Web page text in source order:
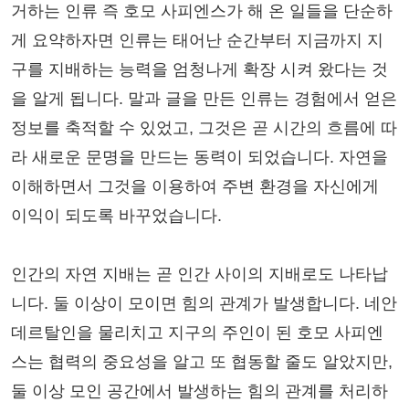
거하는 인류 즉 호모 사피엔스가 해 온 일들을 단순하
게 요약하자면 인류는 태어난 순간부터 지금까지 지
구를 지배하는 능력을 엄청나게 확장 시켜 왔다는 것
을 알게 됩니다. 말과 글을 만든 인류는 경험에서 얻은
정보를 축적할 수 있었고, 그것은 곧 시간의 흐름에 따
라 새로운 문명을 만드는 동력이 되었습니다. 자연을
이해하면서 그것을 이용하여 주변 환경을 자신에게
이익이 되도록 바꾸었습니다.
인간의 자연 지배는 곧 인간 사이의 지배로도 나타납
니다. 둘 이상이 모이면 힘의 관계가 발생합니다. 네안
데르탈인을 물리치고 지구의 주인이 된 호모 사피엔
스는 협력의 중요성을 알고 또 협동할 줄도 알았지만,
둘 이상 모인 공간에서 발생하는 힘의 관계를 처리하